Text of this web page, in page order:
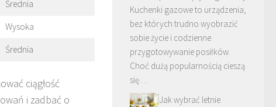
Średnia
Wysoka
Średnia
ciągłość
i zadbać o
Kuchenki gazowe to urządzenia,
bez których trudno wyobrazić
sobie życie i codzienne
przygotowywanie posiłków.
Choć dużą popularnością cieszą
się …
Jak wybrać letnie